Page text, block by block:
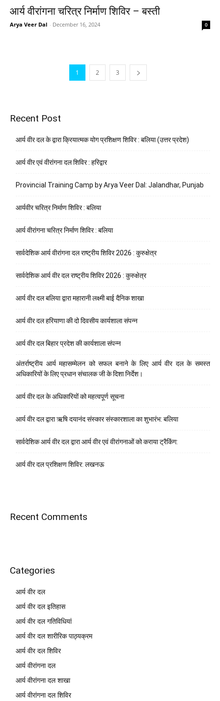
आर्य वीरांगना चरित्र निर्माण शिविर – बस्ती
Arya Veer Dal - December 16, 2024 0
1 2 3
Recent Post
आर्य वीर दल के द्वारा क्रियात्मक योग प्रशिक्षण शिविर : बलिया (उत्तर प्रदेश)
आर्य वीर एवं वीरांगना दल शिविर : हरिद्वार
Provincial Training Camp by Arya Veer Dal: Jalandhar, Punjab
आर्यवीर चरित्र निर्माण शिविर : बलिया
आर्य वीरांगना चरित्र निर्माण शिविर : बलिया
सार्वदेशिक आर्य वीरांगना दल राष्ट्रीय शिविर 2026 : कुरुक्षेत्र
सार्वदेशिक आर्य वीर दल राष्ट्रीय शिविर 2026 : कुरुक्षेत्र
आर्य वीर दल बलिया द्वारा महारानी लक्ष्मी बाई दैनिक शाखा
आर्य वीर दल हरियाणा की दो दिवसीय कार्यशाला संपन्न
आर्य वीर दल बिहार प्रदेश की कार्यशाला संपन्न
अंतर्राष्ट्रीय आर्य महासम्मेलन को सफल बनाने के लिए आर्य वीर दल के समस्त
अधिकारियों के लिए प्रधान संचालक जी के दिशा निर्देश।
आर्य वीर दल के अधिकारियों को महत्वपूर्ण सूचना
आर्य वीर दल द्वारा ऋषि दयानंद संस्कार संस्कारशाला का शुभारंभ: बलिया
सार्वदेशिक आर्य वीर दल द्वारा आर्य वीर एवं वीरांगनाओं को कराया ट्रैकिंग:
आर्य वीर दल प्रशिक्षण शिविर: लखनऊ
Recent Comments
Categories
आर्य वीर दल
आर्य वीर दल इतिहास
आर्य वीर दल गतिविधियां
आर्य वीर दल शारीरिक पाठ्यक्रम
आर्य वीर दल शिविर
आर्य वीरांगना दल
आर्य वीरांगना दल शाखा
आर्य वीरांगना दल शिविर